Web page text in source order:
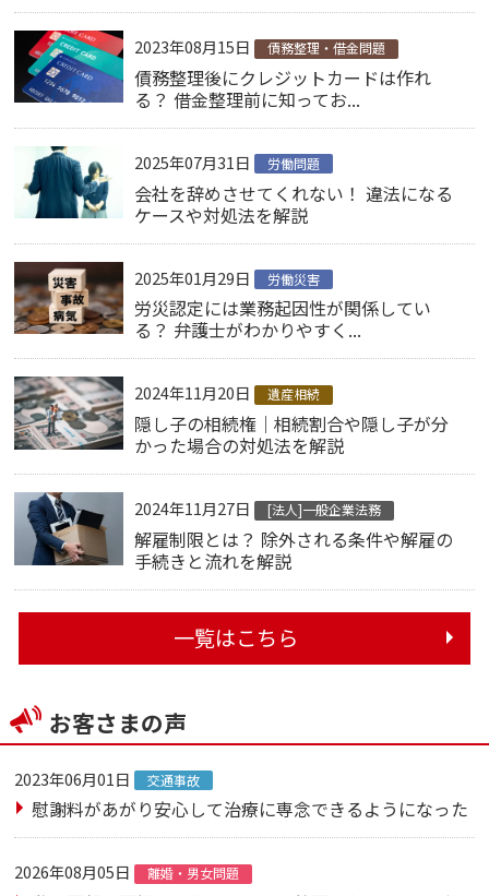
2023年08月15日 債務整理・借金問題
債務整理後にクレジットカードは作れ
る？ 借金整理前に知ってお...
2025年07月31日 労働問題
会社を辞めさせてくれない！ 違法になる
ケースや対処法を解説
2025年01月29日 労働災害
労災認定には業務起因性が関係してい
る？ 弁護士がわかりやすく...
2024年11月20日 遺産相続
隠し子の相続権｜相続割合や隠し子が分
かった場合の対処法を解説
2024年11月27日 [法人]一般企業法務
解雇制限とは？ 除外される条件や解雇の
手続きと流れを解説
一覧はこちら
お客さまの声
2023年06月01日 交通事故
慰謝料があがり安心して治療に専念できるようになった
2026年08月05日 離婚・男女問題